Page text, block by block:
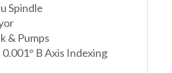
Spindle
& Pumps
B Axis Indexing